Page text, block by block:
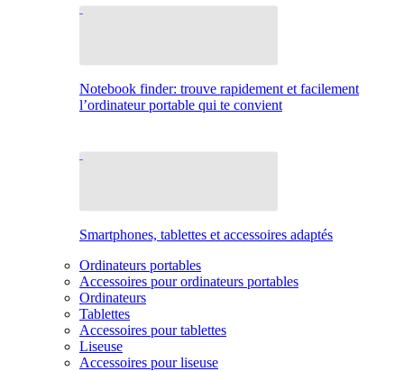
Notebook finder: trouve rapidement et facilement
l’ordinateur portable qui te convient
Smartphones, tablettes et accessoires adaptés
Ordinateurs portables
Accessoires pour ordinateurs portables
Ordinateurs
Tablettes
Accessoires pour tablettes
Liseuse
Accessoires pour liseuse